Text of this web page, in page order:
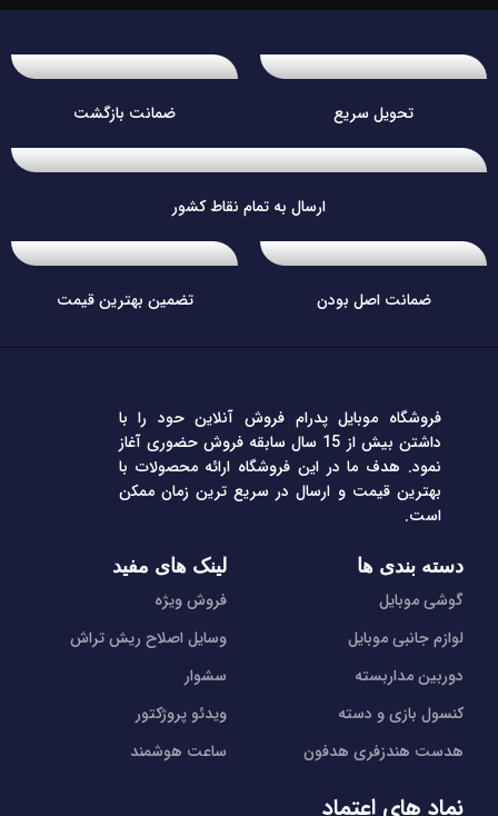
تحویل سریع ضمانت بازگشت
ارسال به تمام نقاط کشور
ضمانت اصل بودن تضمین بهترین قیمت
فروشگاه موبایل پدرام فروش آنلاین حود را با
داشتن بیش از 15 سال سابقه فروش حضوری آغاز
نمود. هدف ما در این فروشگاه ارائه محصولات با
بهترین قیمت و ارسال در سریع ترین زمان ممکن
است.
دسته بندی ها
گوشی موبایل
لوازم جانبی موبایل
دوربین مداربسته
کنسول بازی و دسته
هدست هندزفری هدفون
لینک های مفید
فروش ویژه
وسایل اصلاح ریش تراش
سشوار
ویدئو پروژکتور
ساعت هوشمند
نماد های اعتماد